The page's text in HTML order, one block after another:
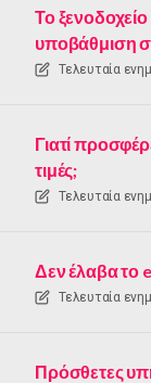
Το
υποβάθμιση
Τελευταία
Γιατί
τιμές;
Τελευταία
Δεν έλαβα το
Τελευταία
Πρόσθετες